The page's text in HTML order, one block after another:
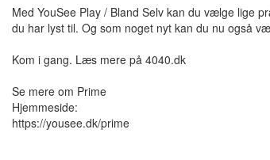
Med YouSee Play / Bland Selv kan du vælge lige
du har lyst til. Og som noget nyt kan du nu også
Kom i gang. Læs mere på 4040.dk
Se mere om Prime
Hjemmeside:
https://yousee.dk/prime